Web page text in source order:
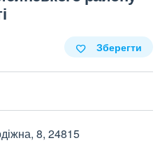
Зберегти
8, 24815